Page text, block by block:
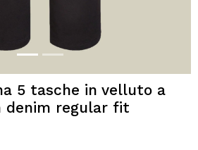
5 tasche in velluto a
denim regular fit